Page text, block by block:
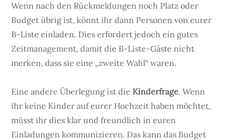
Wenn nach den Rückmeldungen noch Platz oder
Budget übrig ist, könnt ihr dann Personen von eurer
B-Liste einladen. Dies erfordert jedoch ein gutes
Zeitmanagement, damit die B-Liste-Gäste nicht
merken, dass sie eine „zweite Wahl“ waren.
Eine andere Überlegung ist die Kinderfrage. Wenn
ihr keine Kinder auf eurer Hochzeit haben möchtet,
müsst ihr dies klar und freundlich in euren
Einladungen kommunizieren. Das kann das Budget